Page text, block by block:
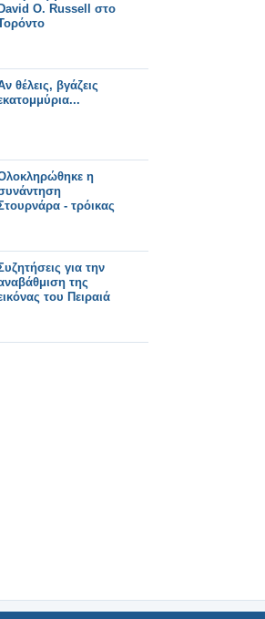
David O. Russell στο
θέλεις, βγάζεις
η
- τρόικας
για την
της
του Πειραιά